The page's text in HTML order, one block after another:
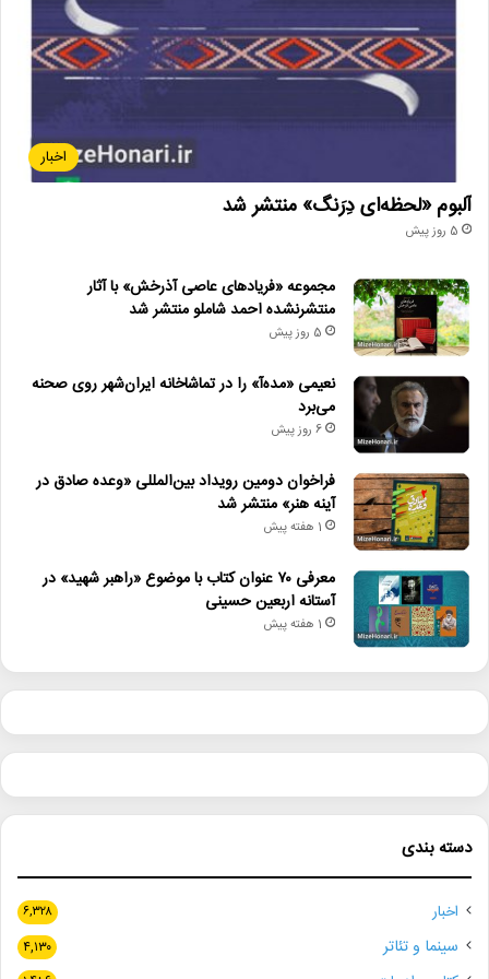
• مجله هنری
• راهیابی ۲ انیمیشن کوتاه به سی‌امین جشنواره فیلم رود آیلند
• شایعه یا واقعیت؟ نقش کلیدی پل توماس اندرسون در فیلم جدید
• افتتاح نمایش «یک فیل ناپدید شده است» با حضور ایرج راد
• تالار حافظ میزبان «کافه نادری» می‌شود
• نمایش ۲ فیلم در «پاتوق مستند»
تئاتر_صحنه_ای
جشنواره_تئاتر_مقاومت
فهرست_آثار_پذیرفته_شده
اخبار
آلبوم «لحظه‌ای دِرَنگ» منتشر شد
5 روز پیش
مجموعه «فریادهای عاصی آذرخش» با آثار
منتشرنشده احمد شاملو منتشر شد
5 روز پیش
نعیمی «مده‌آ» را در تماشاخانه ایران‌شهر روی صحنه
می‌برد
6 روز پیش
فراخوان دومین رویداد بین‌المللی «وعده صادق در
آینه هنر» منتشر شد
1 هفته پیش
معرفی ۷۰ عنوان کتاب با موضوع «راهبر شهید» در
آستانه اربعین حسینی
1 هفته پیش
دسته بندی
اخبار ۶,۳۲۸
سینما و تئاتر ۴,۱۳۰